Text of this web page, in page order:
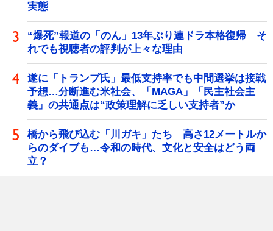
実態
“爆死”報道の「のん」13年ぶり連ドラ本格復帰 そ
れでも視聴者の評判が上々な理由
遂に「トランプ氏」最低支持率でも中間選挙は接戦
予想…分断進む米社会、「MAGA」「民主社会主
義」の共通点は“政策理解に乏しい支持者”か
橋から飛び込む「川ガキ」たち 高さ12メートルか
らのダイブも…令和の時代、文化と安全はどう両
立？